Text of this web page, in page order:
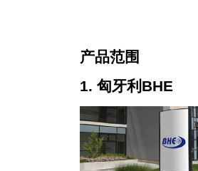
产品范围
1. 匈牙利BHE